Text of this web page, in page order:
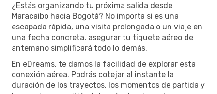
¿Estás organizando tu próxima salida desde
Maracaibo hacia Bogotá? No importa si es una
escapada rápida, una visita prolongada o un viaje en
una fecha concreta, asegurar tu tiquete aéreo de
antemano simplificará todo lo demás.
En eDreams, te damos la facilidad de explorar esta
conexión aérea. Podrás cotejar al instante la
duración de los trayectos, los momentos de partida y